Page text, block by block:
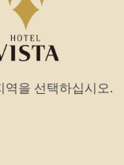
역을 선택하십시오.